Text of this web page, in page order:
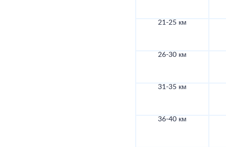
21-25 км
26-30 км
31-35 км
36-40 км